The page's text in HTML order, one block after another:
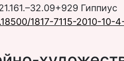
Гиппиус
1817-7115-2010-10-